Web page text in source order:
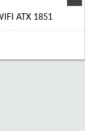
ATX 1851